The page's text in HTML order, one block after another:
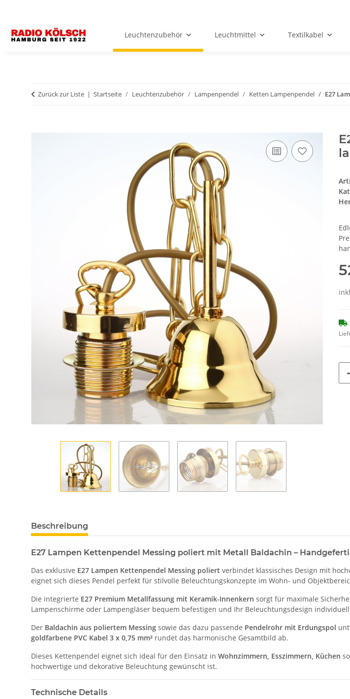
Leuchtenzubehör Leuchtmittel Textilkabel
Zurück zur Liste Startseite Leuchtenzubehör Lampenpendel Ketten Lampenpendel E27
Beschreibung
E27 Lampen Kettenpendel Messing poliert mit Metall Baldachin –
Das exklusive E27 Lampen Kettenpendel Messing poliert verbindet klassisches Design mit
eignet sich dieses Pendel perfekt für stilvolle Beleuchtungskonzepte im Wohn- und
Die integrierte E27 Premium Metallfassung mit Keramik-Innenkern sorgt für maximale
Lampenschirme oder Lampengläser bequem befestigen und Ihr Beleuchtungsdesign
Der Baldachin aus poliertem Messing sowie das dazu passende Pendelrohr mit Erdungspol
goldfarbene PVC Kabel 3 x 0,75 mm² rundet das harmonische Gesamtbild ab.
Dieses Kettenpendel eignet sich ideal für den Einsatz in Wohnzimmern, Esszimmern, Küchen
hochwertige und dekorative Beleuchtung gewünscht ist.
Technische Details